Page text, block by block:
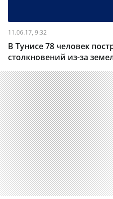
11.06.17, 9:32
В Тунисе 78 человек
столкновений из-за